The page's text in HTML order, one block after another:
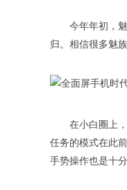
今年年初，
归。相信很多魅
在小白圈上
任务的模式在此
手势操作也是十分